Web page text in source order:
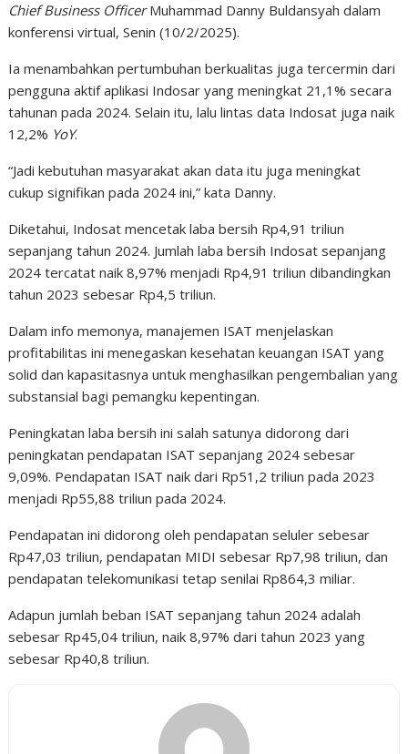
Chief Business OfficerMuhammad Danny Buldansyah dalam
konferensi virtual, Senin (10/2/2025).
Ia menambahkan pertumbuhan berkualitas juga tercermin dari
pengguna aktif aplikasi Indosar yang meningkat 21,1% secara
tahunan pada 2024. Selain itu, lalu lintas data Indosat juga naik
12,2% YoY.
“Jadi kebutuhan masyarakat akan data itu juga meningkat
cukup signifikan pada 2024 ini,” kata Danny.
Diketahui, Indosat mencetak laba bersih Rp4,91 triliun
sepanjang tahun 2024. Jumlah laba bersih Indosat sepanjang
2024 tercatat naik 8,97% menjadi Rp4,91 triliun dibandingkan
tahun 2023 sebesar Rp4,5 triliun.
Dalam info memonya, manajemen ISAT menjelaskan
profitabilitas ini menegaskan kesehatan keuangan ISAT yang
solid dan kapasitasnya untuk menghasilkan pengembalian yang
substansial bagi pemangku kepentingan.
Peningkatan laba bersih ini salah satunya didorong dari
peningkatan pendapatan ISAT sepanjang 2024 sebesar
9,09%. Pendapatan ISAT naik dari Rp51,2 triliun pada 2023
menjadi Rp55,88 triliun pada 2024.
Pendapatan ini didorong oleh pendapatan seluler sebesar
Rp47,03 triliun, pendapatan MIDI sebesar Rp7,98 triliun, dan
pendapatan telekomunikasi tetap senilai Rp864,3 miliar.
Adapun jumlah beban ISAT sepanjang tahun 2024 adalah
sebesar Rp45,04 triliun, naik 8,97% dari tahun 2023 yang
sebesar Rp40,8 triliun.